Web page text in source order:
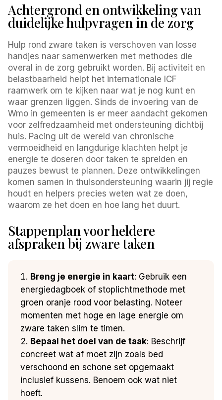
Achtergrond en ontwikkeling van
duidelijke hulpvragen in de zorg
Hulp rond zware taken is verschoven van losse
handjes naar samenwerken met methodes die
overal in de zorg gebruikt worden. Bij activiteit en
belastbaarheid helpt het internationale ICF
raamwerk om te kijken naar wat je nog kunt en
waar grenzen liggen. Sinds de invoering van de
Wmo in gemeenten is er meer aandacht gekomen
voor zelfredzaamheid met ondersteuning dichtbij
huis. Pacing uit de wereld van chronische
vermoeidheid en langdurige klachten helpt je
energie te doseren door taken te spreiden en
pauzes bewust te plannen. Deze ontwikkelingen
komen samen in thuisondersteuning waarin jij regie
houdt en helpers precies weten wat ze doen,
waarom ze het doen en hoe lang het duurt.
Stappenplan voor heldere
afspraken bij zware taken
Breng je energie in kaart: Gebruik een
energiedagboek of stoplichtmethode met
groen oranje rood voor belasting. Noteer
momenten met hoge en lage energie om
zware taken slim te timen.
Bepaal het doel van de taak: Beschrijf
concreet wat af moet zijn zoals bed
verschoond en schone set opgemaakt
inclusief kussens. Benoem ook wat niet
hoeft.